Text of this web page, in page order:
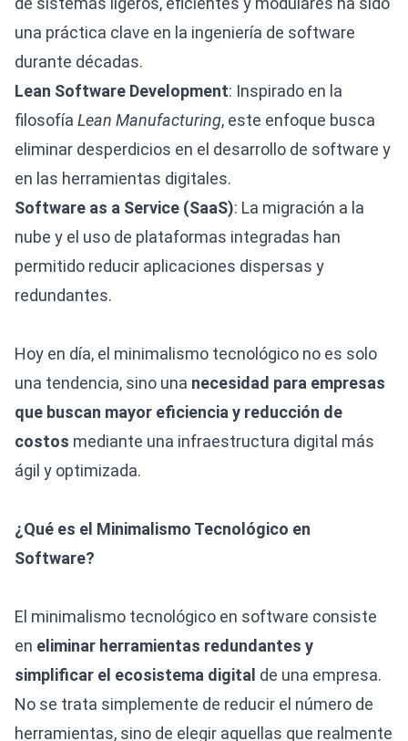
una práctica clave en la ingeniería de software
durante décadas.
Lean Software Development: Inspirado en la
filosofía Lean Manufacturing, este enfoque busca
eliminar desperdicios en el desarrollo de software y
en las herramientas digitales.
Software as a Service (SaaS): La migración a la
nube y el uso de plataformas integradas han
permitido reducir aplicaciones dispersas y
redundantes.
Hoy en día, el minimalismo tecnológico no es solo
una tendencia, sino una necesidad para empresas
que buscan mayor eficiencia y reducción de
costos mediante una infraestructura digital más
ágil y optimizada.
¿Qué es el Minimalismo Tecnológico en
Software?
El minimalismo tecnológico en software consiste
en eliminar herramientas redundantes y
simplificar el ecosistema digital de una empresa.
No se trata simplemente de reducir el número de
herramientas, sino de elegir aquellas que realmente